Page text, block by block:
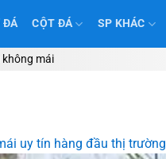
ĐÁ CỘT ĐÁ SP KHÁC
không mái
uy tín hàng đầu thị trường